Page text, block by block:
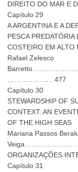
DIREITO DO MAR E
Capítulo 29
A ARGENTINA E A
PESCA
COSTEIRO EM ALTO
Rafael Zelesco
……………….. 477
Capítulo 30
STEWARDSHIP OF
CONTEXT: AN
OF THE HIGH SEAS
Mariana Passos
ORGANIZAÇÕES
Capítulo 31